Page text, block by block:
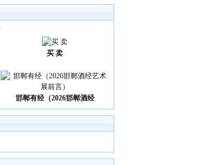
买 卖
邯郸有经（2026邯郸酒经